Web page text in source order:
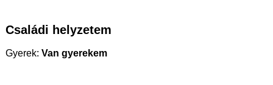
Családi helyzetem
Gyerek: Van gyerekem